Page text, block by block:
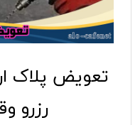
تعویض پلاک
رزرو